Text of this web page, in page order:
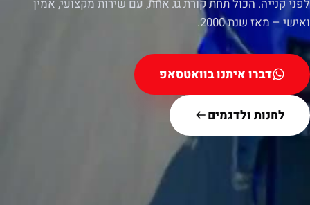
לפני קנייה. הכול תחת קורת גג אחת, עם שירות מקצועי, אמין
ואישי – מאז שנת 2000.
דברו איתנו בוואטסאפ
לחנות ולדגמים